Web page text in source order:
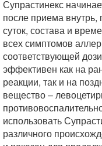
Супрастинекс
после приема
суток, состава и
всех симптомов
соответствующей
эффективен как на
реакции, так и на
вещество –
использовать
различного